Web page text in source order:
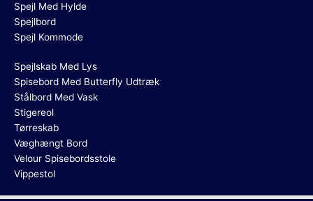
Spejl Med Hylde
Spejlbord
Spejl Kommode
Spejlskab Med Lys
Spisebord Med Butterfly Udtræk
Stålbord Med Vask
Stigereol
Tørreskab
Væghængt Bord
Velour Spisebordsstole
Vippestol